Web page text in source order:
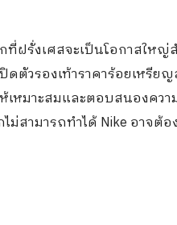
ที่ฝรั่งเศสจะเป็นโอกาสให
ดตัวรองเท้าราคาร้อยเหรี
เหมาะสมและตอบสนองคว
ม่สามารถทำได้ Nike อาจ